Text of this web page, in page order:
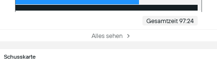
Gesamtzeit 97:24
Alles sehen
Schusskarte